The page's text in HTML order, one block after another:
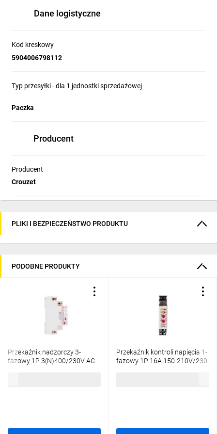
Tryby działania licznika: impuls po określonym czasie,opóźnione
nastawiony czas,ze sterowaniem stykiem S
Dane logistyczne
Kod kreskowy
5904006798112
Typ przesyłki - dla 1 jednostki sprzedażowej
Paczka
Producent
Producent
Crouzet
PLIKI I BEZPIECZEŃSTWO PRODUKTU
PODOBNE PRODUKTY
Przekaźnik nadzorczy 3-
fazowy 1P 3(N)400/230V AC
Przekaźnik kontroli napięcia 1-
fazowy 1P 16A 150-210V/230-